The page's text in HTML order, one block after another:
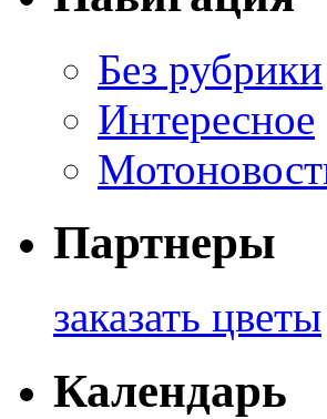
Без рубрики
Интересное
Партнеры
заказать цветы
Календарь